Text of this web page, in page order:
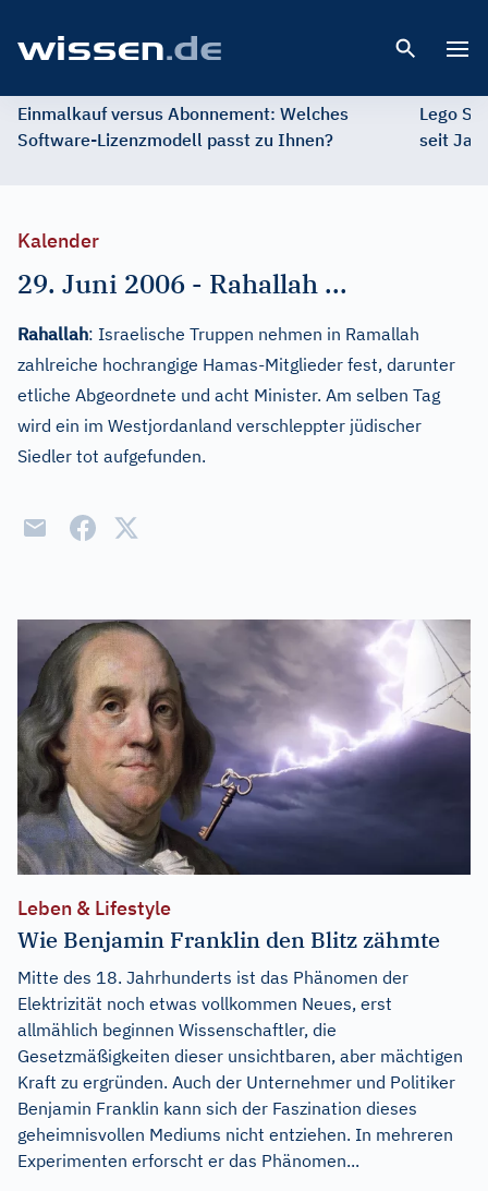
Einmalkauf versus Abonnement: Welches
Software-Lizenzmodell passt zu Ihnen?
Lego
seit
Kalender
29. Juni 2006 - Rahallah ...
Rahallah: Israelische Truppen nehmen in Ramallah
zahlreiche hochrangige Hamas-Mitglieder fest, darunter
etliche Abgeordnete und acht Minister. Am selben Tag
wird ein im Westjordanland verschleppter jüdischer
Siedler tot aufgefunden.
Leben & Lifestyle
Wie Benjamin Franklin den Blitz zähmte
Mitte des 18. Jahrhunderts ist das Phänomen der
Elektrizität noch etwas vollkommen Neues, erst
allmählich beginnen Wissenschaftler, die
Gesetzmäßigkeiten dieser unsichtbaren, aber mächtigen
Kraft zu ergründen. Auch der Unternehmer und Politiker
Benjamin Franklin kann sich der Faszination dieses
geheimnisvollen Mediums nicht entziehen. In mehreren
Experimenten erforscht er das Phänomen...